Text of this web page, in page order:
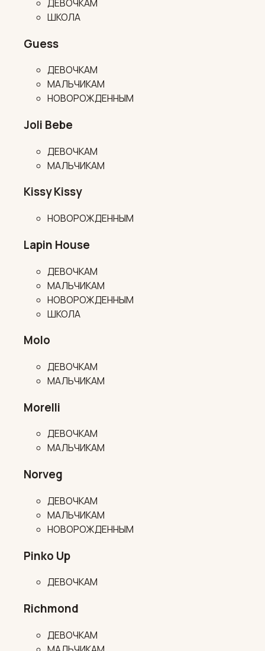
ДЕВОЧКАМ
ШКОЛА
Guess
ДЕВОЧКАМ
МАЛЬЧИКАМ
НОВОРОЖДЕННЫМ
Joli Bebe
ДЕВОЧКАМ
МАЛЬЧИКАМ
Kissy Kissy
НОВОРОЖДЕННЫМ
Lapin House
ДЕВОЧКАМ
МАЛЬЧИКАМ
НОВОРОЖДЕННЫМ
ШКОЛА
Molo
ДЕВОЧКАМ
МАЛЬЧИКАМ
Morelli
ДЕВОЧКАМ
МАЛЬЧИКАМ
Norveg
ДЕВОЧКАМ
МАЛЬЧИКАМ
НОВОРОЖДЕННЫМ
Pinko Up
ДЕВОЧКАМ
Richmond
ДЕВОЧКАМ